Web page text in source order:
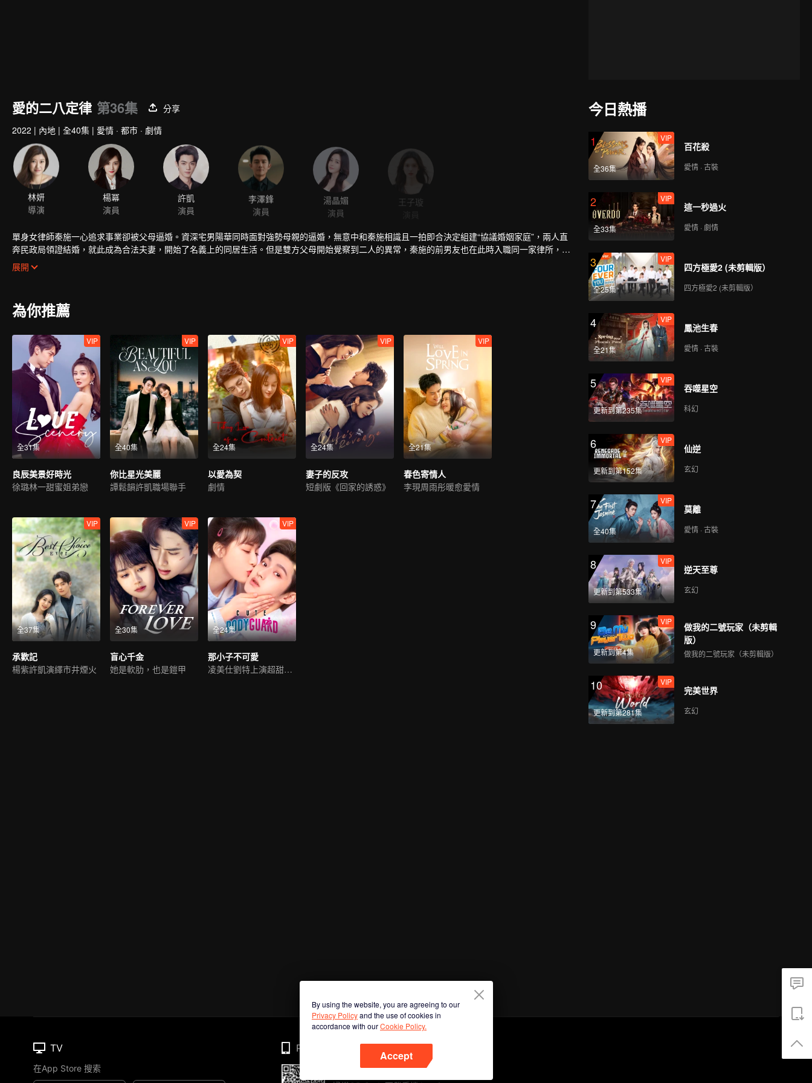
愛的二八定律 第36集
分享
2022 | 內地 | 全40集 | 愛情 · 都市 · 劇情
林妍
導演
楊冪
演員
許凱
演員
李澤鋒
演員
湯晶媚
演員
王子璇
演員
單身女律師秦施一心追求事業卻被父母逼婚。資深宅男陽華同時面對強勢母親的逼婚，無意中和秦施相識且一拍即合決定組建“協議婚姻家庭”，兩人直
奔民政局領證結婚，就此成為合法夫妻，開始了名義上的同居生活。但是雙方父母開始覺察到二人的異常，秦施的前男友也在此時入職同一家律所，重
重危機下的秦施和陽華漸生情愫，意外獲得真愛，兩人攜手奔向更加美好的幸福生活。
展開
為你推薦
全31集
VIP
良辰美景好時光
徐璐林一甜蜜姐弟戀
全40集
VIP
你比星光美麗
譚鬆韻許凱職場聯手
全24集
VIP
以愛為契
劇情
全24集
VIP
妻子的反攻
短劇版《回家的誘惑》
全21集
VIP
春色寄情人
李現周雨彤暖愈愛情
全37集
VIP
承歡記
楊紫許凱演繹市井煙火
全30集
VIP
盲心千金
她是軟肋，也是鎧甲
全24集
VIP
那小子不可愛
凌美仕劉特上演超甜愛故事
今日熱播
1
全36集
VIP
百花殺
愛情 · 古裝
2
全33集
VIP
這一秒過火
愛情 · 劇情
3
全25集
VIP
四方極愛2 (未剪輯版）
四方極愛2 (未剪輯版）
4
全21集
VIP
鳳池生春
愛情 · 古裝
5
更新到第235集
VIP
吞噬星空
科幻
6
更新到第152集
VIP
仙逆
玄幻
7
全40集
VIP
莫離
愛情 · 古裝
8
更新到第533集
VIP
逆天至尊
玄幻
9
更新到第4集
VIP
做我的二號玩家（未剪輯
版）
做我的二號玩家（未剪輯版）
10
更新到第281集
VIP
完美世界
玄幻
By using the website, you are agreeing to our
Privacy Policyand the use of cookies in
accordance with ourCookie Policy.
Accept
TV
在App Store 搜索
Phone